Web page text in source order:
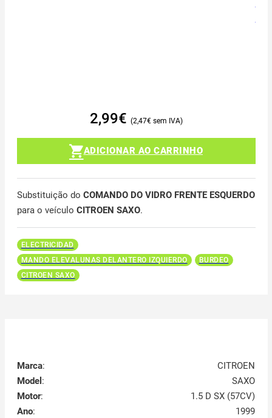
2,99€ 2,47€
ADICIONAR AO CARRINHO
Substituição do COMANDO DO VIDRO FRENTE ESQUERDO
para o veículo CITROEN SAXO.
ELECTRICIDAD
MANDO ELEVALUNAS DELANTERO IZQUIERDO
BURDEO
CITROEN SAXO
Marca:
CITROEN
Model :
SAXO
Motor:
1.5 D SX (57CV)
Ano: 1999